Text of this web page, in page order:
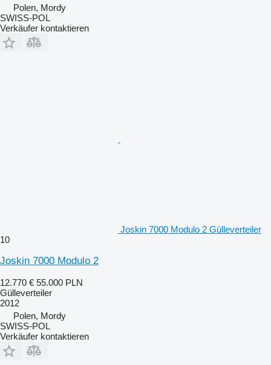
Polen, Mordy
SWISS-POL
Verkäufer kontaktieren
Joskin 7000 Modulo 2 Gülleverteiler
10
Joskin 7000 Modulo 2
12.770 € 55.000 PLN
Gülleverteiler
2012
Polen, Mordy
SWISS-POL
Verkäufer kontaktieren